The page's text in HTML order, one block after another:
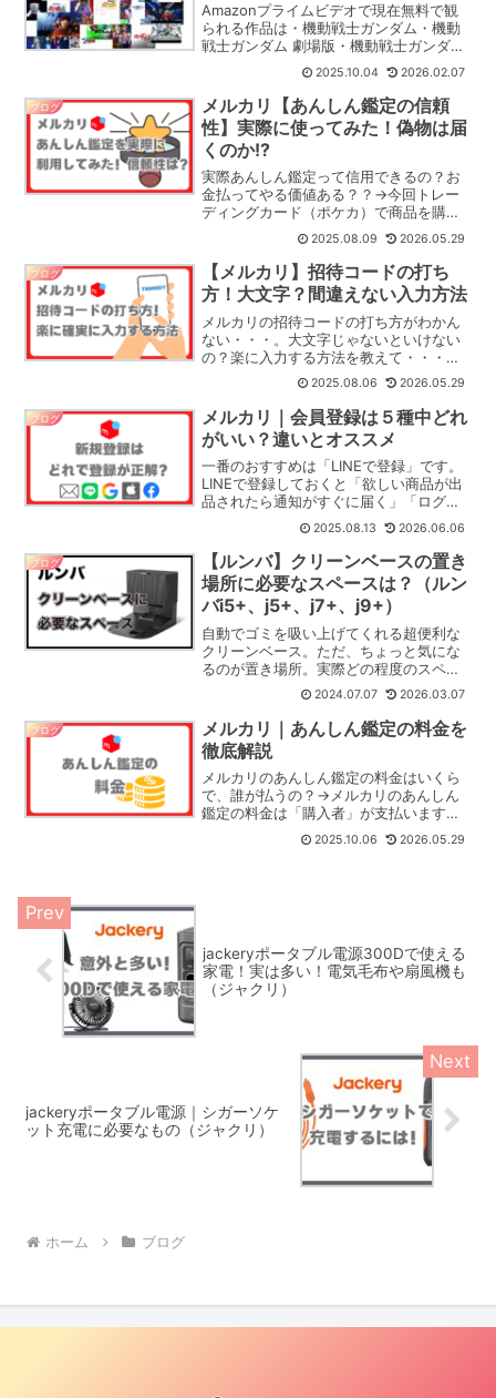
Amazonプライムビデオで現在無料で観
られる作品は・機動戦士ガンダム・機動
戦士ガンダム 劇場版・機動戦士ガンダム
劇場版Ⅱ 哀・戦士編・機動戦士ガンダム
劇場版Ⅲ めぐりあい宇宙編・機動戦士ガ
ンダム ククルス・ドアンの島・機動戦士
ガンダム...
2025.10.04 2026.02.07
ブログ
メルカリ【あんしん鑑定の信頼
性】実際に使ってみた！偽物は届
くのか!?
実際あんしん鑑定って信用できるの？お
金払ってやる価値ある？？→今回トレー
ディングカード（ポケカ）で商品を購入
してみましたが、しっかり本物が届きま
した。届いた商品の状態からも、「これ
を使えば偽物が届く可能性を減らせる」
と実感できるレベルでした...
2025.08.09 2026.05.29
ブログ
【メルカリ】招待コードの打ち
方！大文字？間違えない入力方法
メルカリの招待コードの打ち方がわかん
ない・・・。大文字じゃないといけない
の？楽に入力する方法を教えて・・・！
→メルカリの招待コードは【すべて大文
字】で入力が必要です。入力ミス防止の
ためコピーして貼り付けるのが一番確実
です。そのまま登録画面の...
2025.08.06 2026.05.29
ブログ
メルカリ｜会員登録は５種中どれ
がいい？違いとオススメ
一番のおすすめは「LINEで登録」です。
LINEで登録しておくと「欲しい商品が出
品されたら通知がすぐに届く」「ログイ
ン情報を忘れてもログインできる」「ポ
イントがもらえるキャンペーン情報がチ
ェックしやすい」そして２段階認証で安
全面もバッチリと...
2025.08.13 2026.06.06
ブログ
【ルンバ】クリーンベースの置き
場所に必要なスペースは？（ルン
バi5+、j5+、j7+、j9+）
自動でゴミを吸い上げてくれる超便利な
クリーンベース。ただ、ちょっと気にな
るのが置き場所。実際どの程度のスペー
スが必要か気になるところです。そこで
必要なスペースを絵にしてみました！
【クリーンベースに必要なスペース】ク
リーンベース自体を置く場...
2024.07.07 2026.03.07
ブログ
メルカリ｜あんしん鑑定の料金を
徹底解説
メルカリのあんしん鑑定の料金はいくら
で、誰が払うの？→メルカリのあんしん
鑑定の料金は「購入者」が支払います。
商品カテゴリーごとに料金が決まってい
て以下の通り。【あんしん鑑定の料金】
2025.10.06 2026.05.29
jackeryポータブル電源300Dで使える
家電！実は多い！電気毛布や扇風機も
（ジャクリ）
jackeryポータブル電源｜シガーソケ
ット充電に必要なもの（ジャクリ）
ホーム ブログ